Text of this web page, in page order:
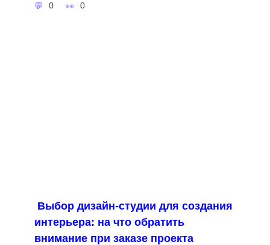
0 0
Выбор дизайн-студии для создания
интерьера: на что обратить
внимание при заказе проекта